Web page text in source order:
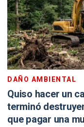
DAÑO AMBIENTAL
Quiso hacer un
terminó
que pagar una